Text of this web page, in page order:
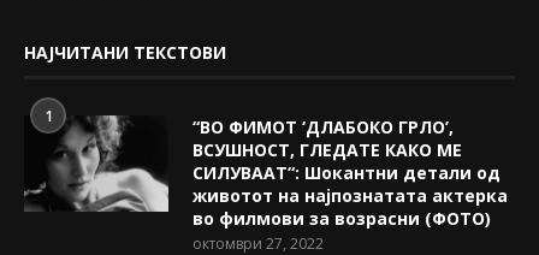
НАЈЧИТАНИ ТЕКСТОВИ
1
“ВО ФИМОТ ‘ДЛАБОКО ГРЛО’,
ВСУШНОСТ, ГЛЕДАТЕ КАКО МЕ
СИЛУВААТ“: Шокантни детали од
животот на најпознатата актерка
во филмови за возрасни (ФОТО)
октомври 27, 2022